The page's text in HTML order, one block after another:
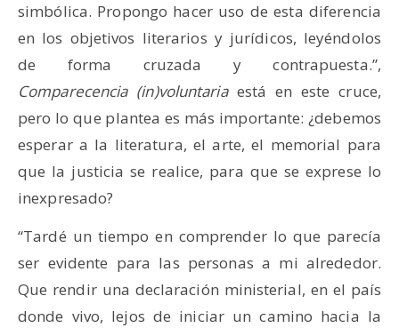
simbólica. Propongo hacer uso de esta diferencia
en los objetivos literarios y jurídicos, leyéndolos
de forma cruzada y contrapuesta.”,
Comparecencia (in)voluntariaestá en este cruce,
pero lo que plantea es más importante: ¿debemos
esperar a la literatura, el arte, el memorial para
que la justicia se realice, para que se exprese lo
inexpresado?
“Tardé un tiempo en comprender lo que parecía
ser evidente para las personas a mi alrededor.
Que rendir una declaración ministerial, en el país
donde vivo, lejos de iniciar un camino hacia la